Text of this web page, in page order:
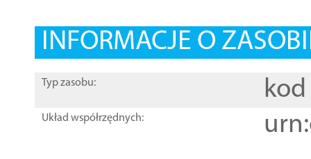
INFORMACJE O
Typ zasobu: kod
Układ współrzędnych: